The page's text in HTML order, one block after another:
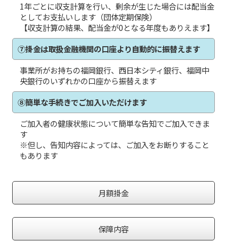
1年ごとに収支計算を行い、剰余が生じた場合には配当金
としてお支払いします（団体定期保険）
【収支計算の結果、配当金が0となる年度もありえます】
⑦掛金は取扱金融機関の口座より自動的に振替えます
事業所がお持ちの福岡銀行、西日本シティ銀行、福岡中
央銀行のいずれかの口座から振替えます
⑧簡単な手続きでご加入いただけます
ご加入者の健康状態について簡単な告知でご加入できま
す
※但し、告知内容によっては、ご加入をお断りすること
もあります
月額掛金
保障内容